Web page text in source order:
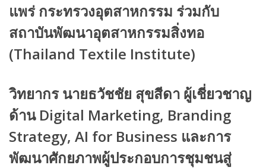
แพร่ กระทรวงอุตสาหกรรม ร่วมกับ
สถาบันพัฒนาอุตสาหกรรมสิ่งทอ
(Thailand Textile Institute)
วิทยากร นายธวัชชัย สุขสีดา ผู้เชี่ยวชาญ
ด้าน Digital Marketing, Branding
Strategy, AI for Business และการ
พัฒนาศักยภาพผู้ประกอบการชุมชนสู่